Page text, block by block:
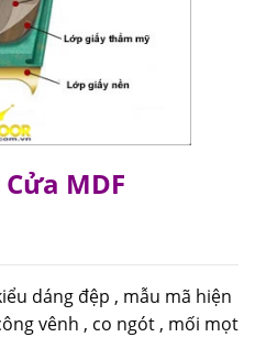
MDF
dáng đệp , mẫu mã hiện
vênh , co ngót , mối mọt